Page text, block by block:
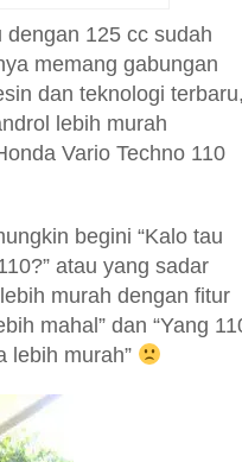
dengan 125 cc sudah
memang gabungan
dan teknologi terbaru,
lebih murah
Vario Techno 110
begini “Kalo tau
atau yang sadar
murah dengan fitur
mahal” dan “Yang
lebih murah”